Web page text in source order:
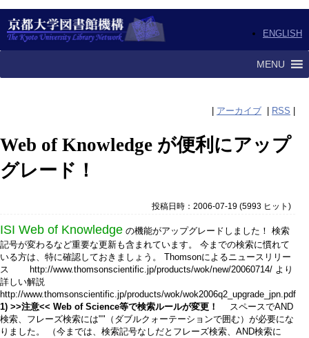
ENGLISH
MENU
アーカイブ RSS
Web of Knowledge が便利にアップ
グレード！
投稿日時：2006-07-19(5993 ヒット )
ISI Web of Knowledge の機能がアップグレードしました！ 検索
記号が変わるなど重要な更新も含まれています。 今までの検索に慣れて
いる方は、特に確認しておきましょう。 Thomsonによるニュースリリー
ス http://www.thomsonscientific.jp/products/wok/new/20060714/ より
詳しい解説
http://www.thomsonscientific.jp/products/wok/wok2006q2_upgrade_jpn.pdf
1) >>注意<< Web of Science等で検索ルールが変更！
スペースでAND
検索、フレーズ検索には""（ダブルクォーテーションで囲む）が必要にな
りました。 （今までは、検索記号なしだとフレーズ検索、AND検索に